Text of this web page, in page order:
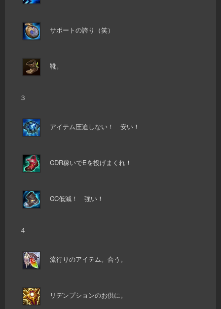
サポートの誇り（笑）
靴。
３
アイテム圧迫しない！ 安い！
CDR稼いでEを投げまくれ！
CC低減！ 強い！
４
流行りのアイテム。合う。
リデンプションのお供に。